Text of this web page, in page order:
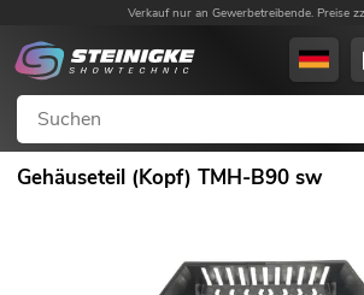
Verkauf nur an Gewerbetreibende. Preise
Gehäuseteil (Kopf) TMH-B90 sw